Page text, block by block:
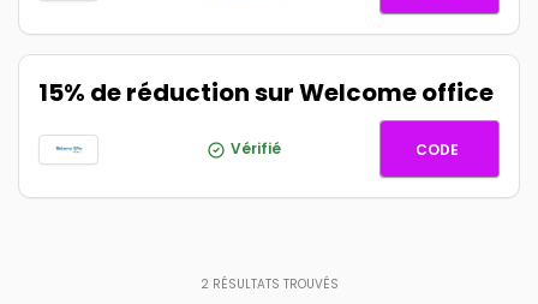
15% de réduction sur Welcome office
Vérifié AF15REM
CODE
2 RÉSULTATS TROUVÉS